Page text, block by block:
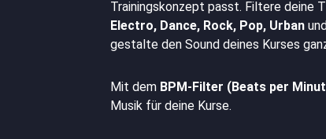
Trainingskonzept passt. Filtere deine
Electro, Dance, Rock, Pop, Urban
gestalte den Sound deines Kurses
Mit dem BPM-Filter (Beats per
Musik für deine Kurse.